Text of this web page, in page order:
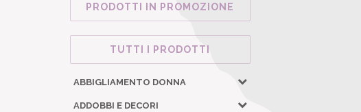
PRODOTTI IN PROMOZIONE
TUTTI I PRODOTTI
ABBIGLIAMENTO DONNA
ADDOBBI E DECORI